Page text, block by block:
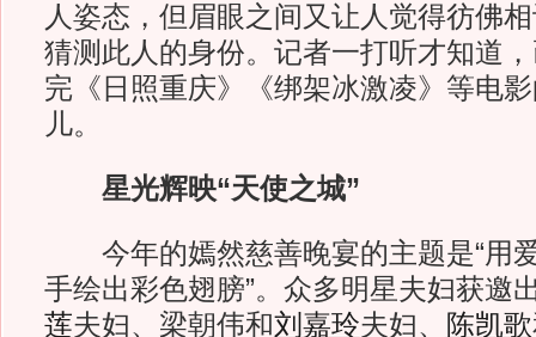
人姿态，但眉眼之间又让人觉得彷佛
猜测此人的身份。记者一打听才知道
完《日照重庆》《绑架冰激凌》等电影
儿。
星光辉映“天使之城”
今年的嫣然慈善晚宴的主题是“用
手绘出彩色翅膀”。众多明星夫妇获邀
莲夫妇、梁朝伟和刘嘉玲夫妇、 陈凯歌